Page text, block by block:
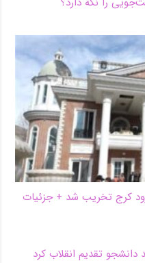
کرج تخریب شد + جزئیات